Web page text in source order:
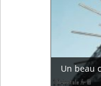
Un beau